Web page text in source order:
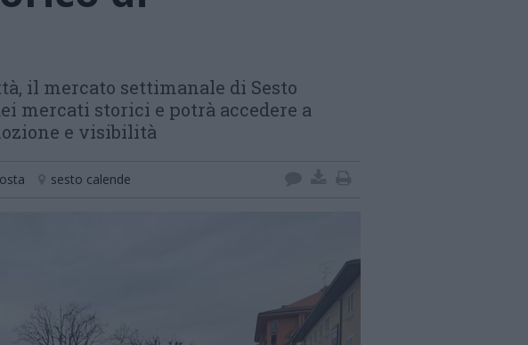
il mercato settimanale di Sesto
mercati storici e potrà accedere a
e visibilità
sesto calende